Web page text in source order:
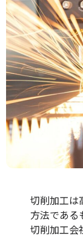
切削加工は
方法である
切削加工会